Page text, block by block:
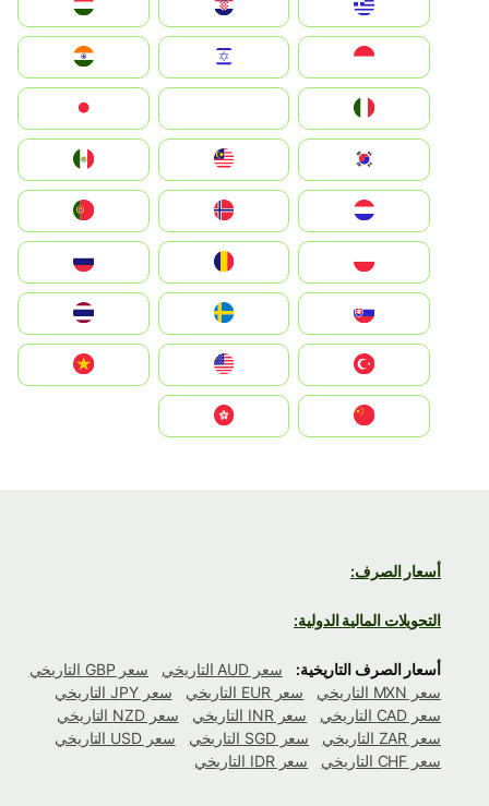
Hrvatska
Magyarország
Indonesia
South Korea
Nederland
Portugal
România
Slovensko
United States
Vietnam
أسعار الصرف:
التحويلات المالية الدولية:
أسعار الصرف التاريخية: سعر AUD التاريخي
سعر GBP التاريخي
سعر MXN التاريخي
سعر EUR التاريخي
سعر JPY التاريخي
سعر CAD التاريخي
سعر INR التاريخي
سعر NZD التاريخي
سعر ZAR التاريخي
سعر SGD التاريخي
سعر USD التاريخي
سعر CHF التاريخي
سعر IDR التاريخي